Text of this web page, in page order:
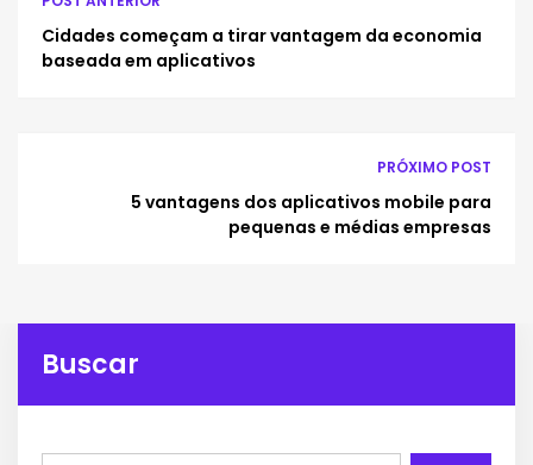
Cidades começam a tirar vantagem da economia
baseada em aplicativos
PRÓXIMO POST
5 vantagens dos aplicativos mobile para
pequenas e médias empresas
Buscar